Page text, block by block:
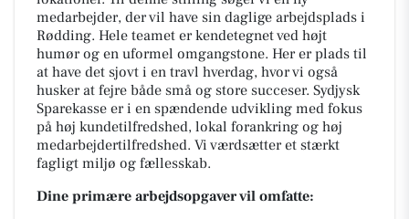
medarbejder, der vil have sin daglige arbejdsplads i
Rødding. Hele teamet er kendetegnet ved højt
humør og en uformel omgangstone. Her er plads til
at have det sjovt i en travl hverdag, hvor vi også
husker at fejre både små og store succeser. Sydjysk
Sparekasse er i en spændende udvikling med fokus
på høj kundetilfredshed, lokal forankring og høj
medarbejdertilfredshed. Vi værdsætter et stærkt
fagligt miljø og fællesskab.
Dine primære arbejdsopgaver vil omfatte: